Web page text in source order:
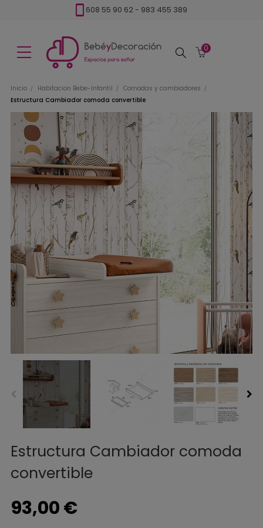
608 55 90 62 - 983 455 389
Buscar
0
Inicio Habitacion Bebe-Infantil
Comodas y cambiadores
Estructura Cambiador comoda convertible
Estructura Cambiador comoda
convertible
93,00 €